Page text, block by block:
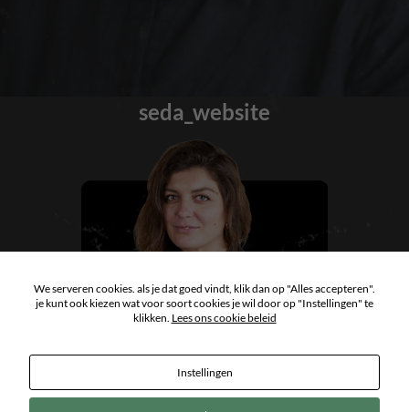
seda_website
We serveren cookies. als je dat goed vindt, klik dan op "Alles accepteren".
je kunt ook kiezen wat voor soort cookies je wil door op "Instellingen" te
klikken. Lees ons cookie beleid
Instellingen